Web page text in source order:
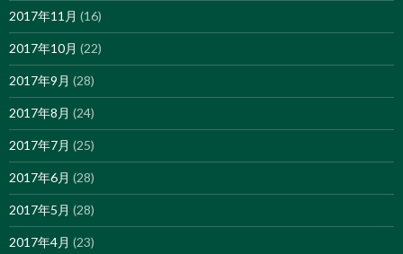
2017年11月 (16)
2017年10月 (22)
2017年9月 (28)
2017年8月 (24)
2017年7月 (25)
2017年6月 (28)
2017年5月 (28)
2017年4月 (23)